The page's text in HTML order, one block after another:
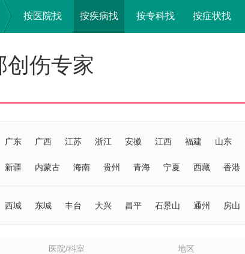
按医院找 按疾病找 按专科找 按症状找
创伤专家
广东 广西 江苏 浙江 安徽 江西 福建 山东
新疆 内蒙古 海南 贵州 青海 宁夏 西藏 香港
西城 东城 丰台 大兴 昌平 石景山 通州 房山
医院/科室 地区